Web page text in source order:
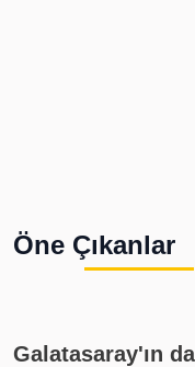
Öne Çıkanlar
Galatasaray'ın